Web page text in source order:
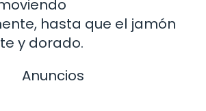
hasta que el jamón
y dorado.
Anuncios